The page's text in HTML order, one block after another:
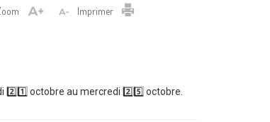
Imprimer Imprimer
2️⃣1️⃣ octobre au mercredi 2️⃣5️⃣ octobre.